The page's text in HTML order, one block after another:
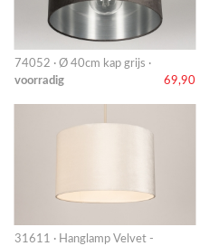
74052 · Ø 40cm kap grijs ·
voorradig
69,90
31611 · Hanglamp Velvet -